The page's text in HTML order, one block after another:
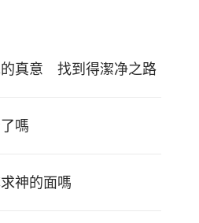
的真意 找到得潔净之路
嗎
神的面嗎